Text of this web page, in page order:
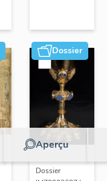
Dossier
Aperçu
Dossier